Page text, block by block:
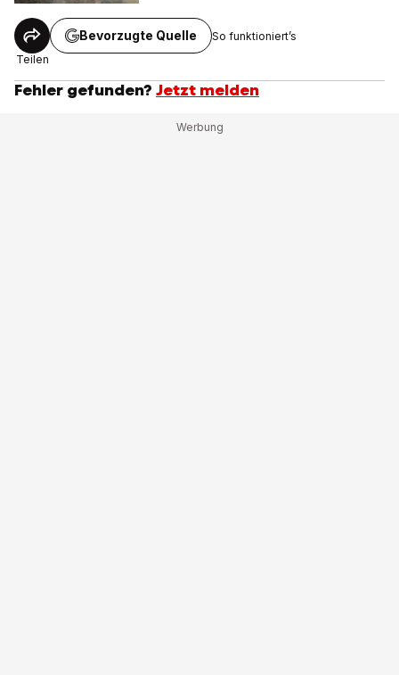
Teilen
Bevorzugte Quelle So funktioniert’s
Fehler gefunden? Jetzt melden